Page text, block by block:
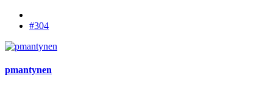
#304
pmantynen